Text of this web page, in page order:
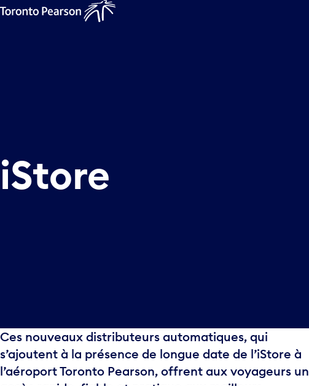
iStore
Ces nouveaux distributeurs automatiques, qui
s’ajoutent à la présence de longue date de l’iStore à
l’aéroport Toronto Pearson, offrent aux voyageurs un